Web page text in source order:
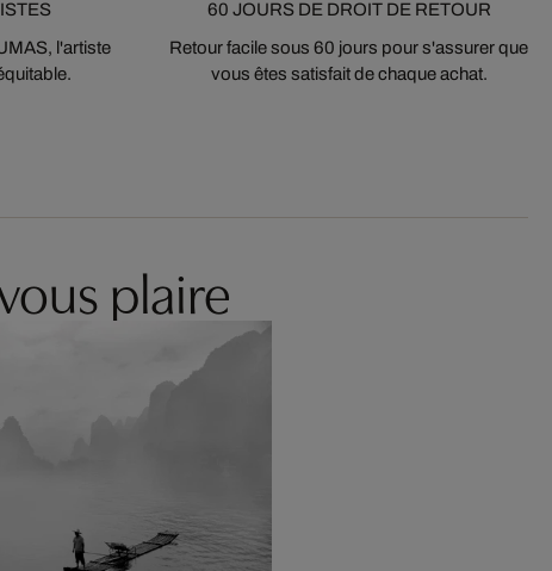
l'artiste
60 JOURS DE DROIT DE RETOUR
Retour facile sous 60 jours pour s'assurer que
vous êtes satisfait de chaque achat.
plaire